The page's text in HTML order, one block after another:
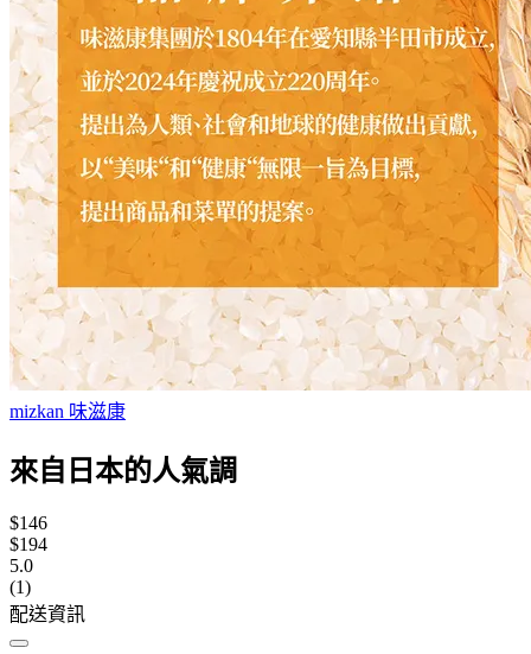
mizkan 味滋康
來自日本的人氣調
$146
$194
5.0
(1)
配送資訊